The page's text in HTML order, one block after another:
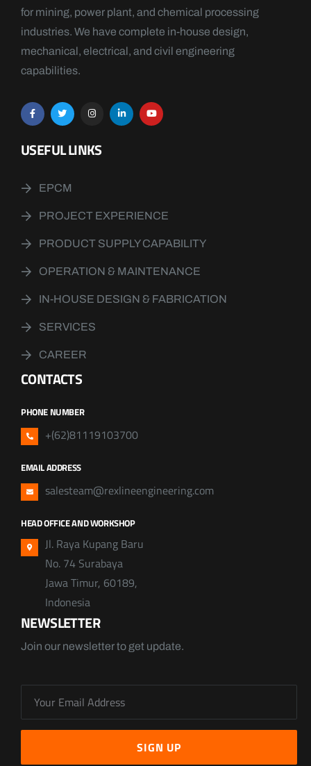
for mining, power plant, and chemical processing
industries. We have complete in-house design,
mechanical, electrical, and civil engineering
capabilities.
USEFUL LINKS
EPCM
PROJECT EXPERIENCE
PRODUCT SUPPLY CAPABILITY
OPERATION & MAINTENANCE
IN-HOUSE DESIGN & FABRICATION
SERVICES
CAREER
CONTACTS
PHONE NUMBER
+(62)81119103700
EMAIL ADDRESS
salesteam@rexlineengineering.com
HEAD OFFICE AND WORKSHOP
Jl. Raya Kupang Baru
No. 74 Surabaya
Jawa Timur, 60189,
Indonesia
NEWSLETTER
Join our newsletter to get update.